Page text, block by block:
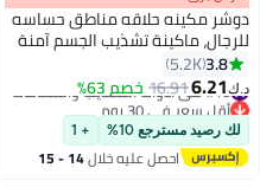
دوشر مكينه حلاقه مناطق حساسه
للرجال، ماكينة تشذيب الجسم آمنة
قابلة لإعادة الشحن للاستخدام
الجاف/الرطب
3.8
5.2K
د.ك‏6.21
16.91خصم 63% #16 في أدوات التشذيب والقصافات
أقل سعر في 30 يوم
#16 في أدوات التشذيب والقصافات
لك رصيد مسترجع 10% + 1
احصل عليه خلال 14 - 15